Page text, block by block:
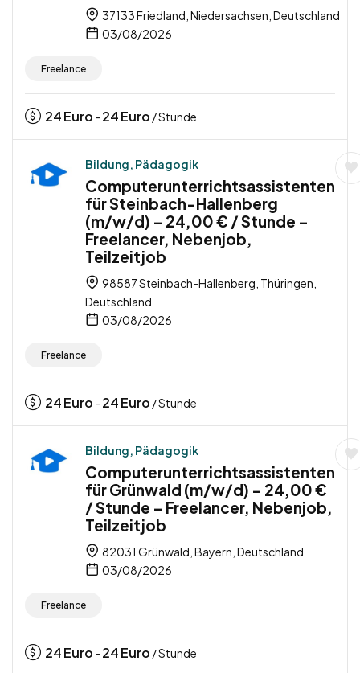
37133 Friedland, Niedersachsen, Deutschland
03/08/2026
Freelance
24Euro - 24Euro / Stunde
Bildung, Pädagogik
Computerunterrichtsassistenten
für Steinbach-Hallenberg
(m/w/d) – 24,00 € / Stunde –
Freelancer, Nebenjob,
Teilzeitjob
98587 Steinbach-Hallenberg, Thüringen,
Deutschland
03/08/2026
Freelance
24Euro - 24Euro / Stunde
Bildung, Pädagogik
Computerunterrichtsassistenten
für Grünwald (m/w/d) – 24,00 €
/ Stunde – Freelancer, Nebenjob,
Teilzeitjob
82031 Grünwald, Bayern, Deutschland
03/08/2026
Freelance
24Euro - 24Euro / Stunde